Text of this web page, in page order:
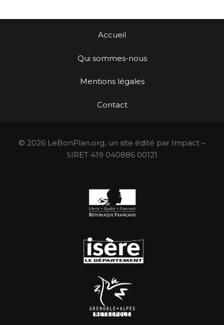
Accueil
Qui sommes-nous
Mentions légales
Contact
© 2026 LeBonPlan.org, un site édité par Impact –
SIRET 419 040886 00121